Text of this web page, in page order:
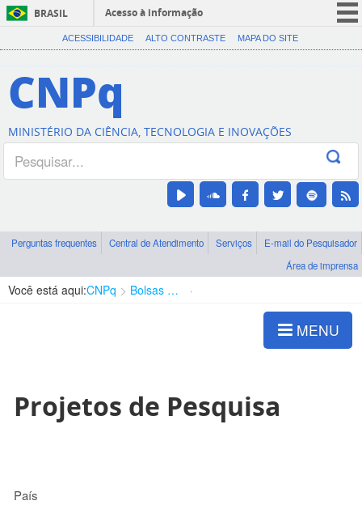
BRASIL
Acesso à informação
CORONAVÍRUS (COVID-19)
Canais
ACESSIBILIDADE ALTO CONTRASTE MAPA DO SITE
CNPq
MINISTÉRIO DA CIÊNCIA, TECNOLOGIA E INOVAÇÕES
Perguntas frequentes Central de Atendimento Serviços
E-mail do Pesquisador
Área de imprensa
Você está aqui:CNPq Bolsas e Auxílios Vigentes
MENU
Projetos de Pesquisa
País